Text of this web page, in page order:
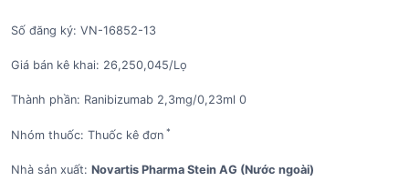
Số đăng ký: VN-16852-13
Giá bán kê khai: 26,250,045/Lọ
Thành phần: Ranibizumab 2,3mg/0,23ml 0
Nhóm thuốc: Thuốc kê đơn *
Nhà sản xuất: Novartis Pharma Stein AG (Nước ngoài)